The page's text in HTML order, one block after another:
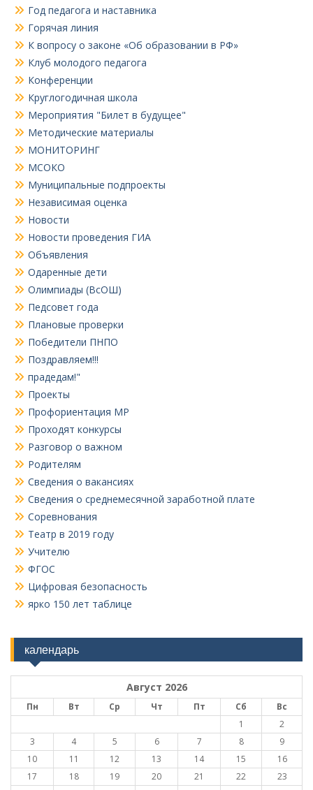
Год педагога и наставника
Горячая линия
К вопросу о законе «Об образовании в РФ»
Клуб молодого педагога
Конференции
Круглогодичная школа
Мероприятия "Билет в будущее"
Методические материалы
МОНИТОРИНГ
МСОКО
Муниципальные подпроекты
Независимая оценка
Новости
Новости проведения ГИА
Объявления
Одаренные дети
Олимпиады (ВсОШ)
Педсовет года
Плановые проверки
Победители ПНПО
Поздравляем!!!
прадедам!"
Проекты
Профориентация МР
Проходят конкурсы
Разговор о важном
Родителям
Сведения о вакансиях
Сведения о среднемесячной заработной плате
Соревнования
Театр в 2019 году
Учителю
ФГОС
Цифровая безопасность
ярко 150 лет таблице
календарь
Август 2026
Пн Вт Ср Чт Пт Сб
Вс
1
2
3
4 5 6 7 8
9
10
11 12 13 14 15
16
17
18 19 20 21 22
23